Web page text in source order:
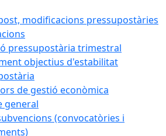
modificacions pressupostàries
pressupostària trimestral
objectius d'estabilitat
de gestió econòmica
general
(convocatòries i